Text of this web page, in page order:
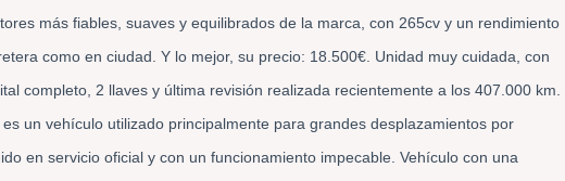
más fiables, suaves y equilibrados de la marca, con 265cv y un rendimiento
como en ciudad. Y lo mejor, su precio: 18.500€. Unidad muy cuidada, con
completo, 2 llaves y última revisión realizada recientemente a los 407.000 km.
un vehículo utilizado principalmente para grandes desplazamientos por
en servicio oficial y con un funcionamiento impecable. Vehículo con una